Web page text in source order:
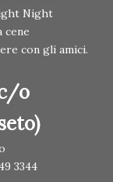
Night
cene
con gli amici.
o
3344